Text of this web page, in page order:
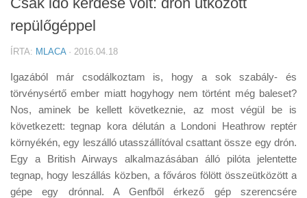
Cikkek
Szoftver
Tudástár
Tanácsok
Érdekességek
Helyszíni Riport
E-BB
repülőgéppel
ÍRTA: MLACA· 2016.04.18
Igazából már csodálkoztam is, hogy a sok szabály- és
törvénysértő ember miatt hogyhogy nem történt még baleset?
Nos, aminek be kellett következnie, az most végül be is
következett: tegnap kora délután a Londoni Heathrow reptér
környékén, egy leszálló utasszállítóval csattant össze egy drón.
Egy a British Airways alkalmazásában álló pilóta jelentette
tegnap, hogy leszállás közben, a főváros fölött összeütközött a
gépe egy drónnal. A Genfből érkező gép szerencsére